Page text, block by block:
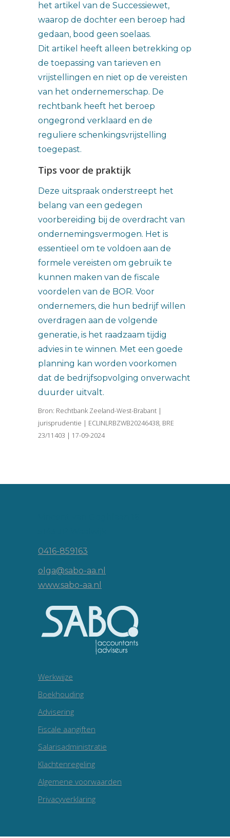
het artikel van de Successiewet,
waarop de dochter een beroep had
gedaan, bood geen soelaas.
Dit artikel heeft alleen betrekking op
de toepassing van tarieven en
vrijstellingen en niet op de vereisten
van het ondernemerschap. De
rechtbank heeft het beroep
ongegrond verklaard en de
reguliere schenkingsvrijstelling
toegepast.
Tips voor de praktijk
Deze uitspraak onderstreept het
belang van een gedegen
voorbereiding bij de overdracht van
ondernemingsvermogen. Het is
essentieel om te voldoen aan de
formele vereisten om gebruik te
kunnen maken van de fiscale
voordelen van de BOR. Voor
ondernemers, die hun bedrijf willen
overdragen aan de volgende
generatie, is het raadzaam tijdig
advies in te winnen. Met een goede
planning kan worden voorkomen
dat de bedrijfsopvolging onverwacht
duurder uitvalt.
Bron: Rechtbank Zeeland-West-Brabant |
jurisprudentie | ECLINLRBZWB20246438, BRE
23/11403 | 17-09-2024
0416-859163
olga@sabo-aa.nl
www.sabo-aa.nl
Werkwijze
Boekhouding
Advisering
Fiscale aangiften
Salarisadministratie
Klachtenregeling
Algemene voorwaarden
Privacyverklaring